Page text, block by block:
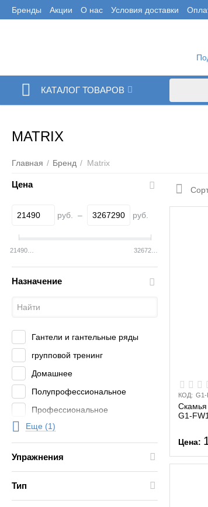
Бренды Акции О нас Условия доставки
КАТАЛОГ ТОВАРОВ
MATRIX
Главная / Бренд / Matrix
КОД: G1-
G1-
Цена:
Цена
руб. – руб.
21490 3267290
Назначение
Гантели и гантельные ряды
групповой тренинг
Домашнее
Полупрофессиональное
Профессиональное
Функциональный тренинг
Еще (1)
Упражнения
Тип